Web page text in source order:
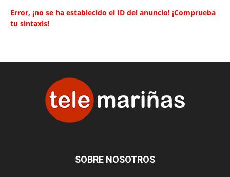
Error, ¡no se ha establecido el ID del anuncio! ¡Comprueba
tu sintaxis!
SOBRE NOSOTROS